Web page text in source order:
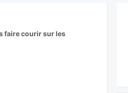
faire courir sur les